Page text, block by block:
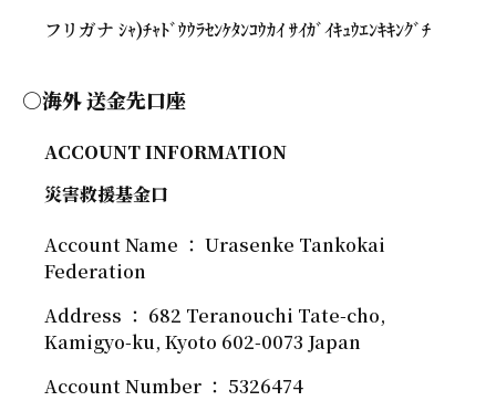
フリガナ ｼｬ)ﾁｬﾄﾞｳｳﾗｾﾝｹﾀﾝｺｳｶｲ ｻｲｶﾞｲｷｭｳｴﾝｷｷﾝｸﾞﾁ
○海外 送金先口座
ACCOUNT INFORMATION
災害救援基金口
Account Name ： Urasenke Tankokai
Federation
Address ： 682 Teranouchi Tate-cho,
Kamigyo-ku, Kyoto 602-0073 Japan
Account Number ： 5326474